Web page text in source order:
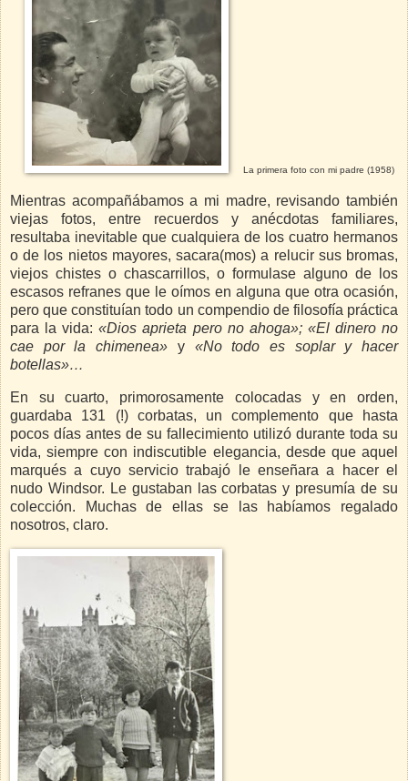
La primera foto con mi padre (1958)
Mientras acompañábamos a mi madre, revisando también
viejas fotos, entre recuerdos y anécdotas familiares,
resultaba inevitable que cualquiera de los cuatro hermanos
o de los nietos mayores, sacara(mos) a relucir sus bromas,
viejos chistes o chascarrillos, o formulase alguno de los
escasos refranes que le oímos en alguna que otra ocasión,
pero que constituían todo un compendio de filosofía práctica
para la vida:«Dios aprieta pero no ahoga»; «El dinero no
cae por la chimenea» y
«No todo es soplar y hacer
botellas»…
En su cuarto, primorosamente colocadas y en orden,
guardaba 131 (!) corbatas, un complemento que hasta
pocos días antes de su fallecimiento utilizó durante toda su
vida, siempre con indiscutible elegancia, desde que aquel
marqués a cuyo servicio trabajó le enseñara a hacer el
nudo Windsor. Le gustaban las corbatas y presumía de su
colección. Muchas de ellas se las habíamos regalado
nosotros, claro.